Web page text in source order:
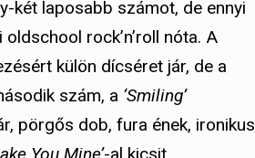
két laposabb számot, de ennyi
rock’n’roll nóta. A
külön dícséret jár, de a
szám, a ‘Smiling’
pörgős dob, fura ének, ironikus